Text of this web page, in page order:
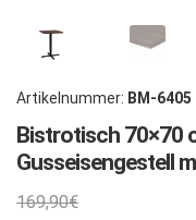
Artikelnummer: BM-6405
Bistrotisch 70×70
Gusseisengestell
169,90€